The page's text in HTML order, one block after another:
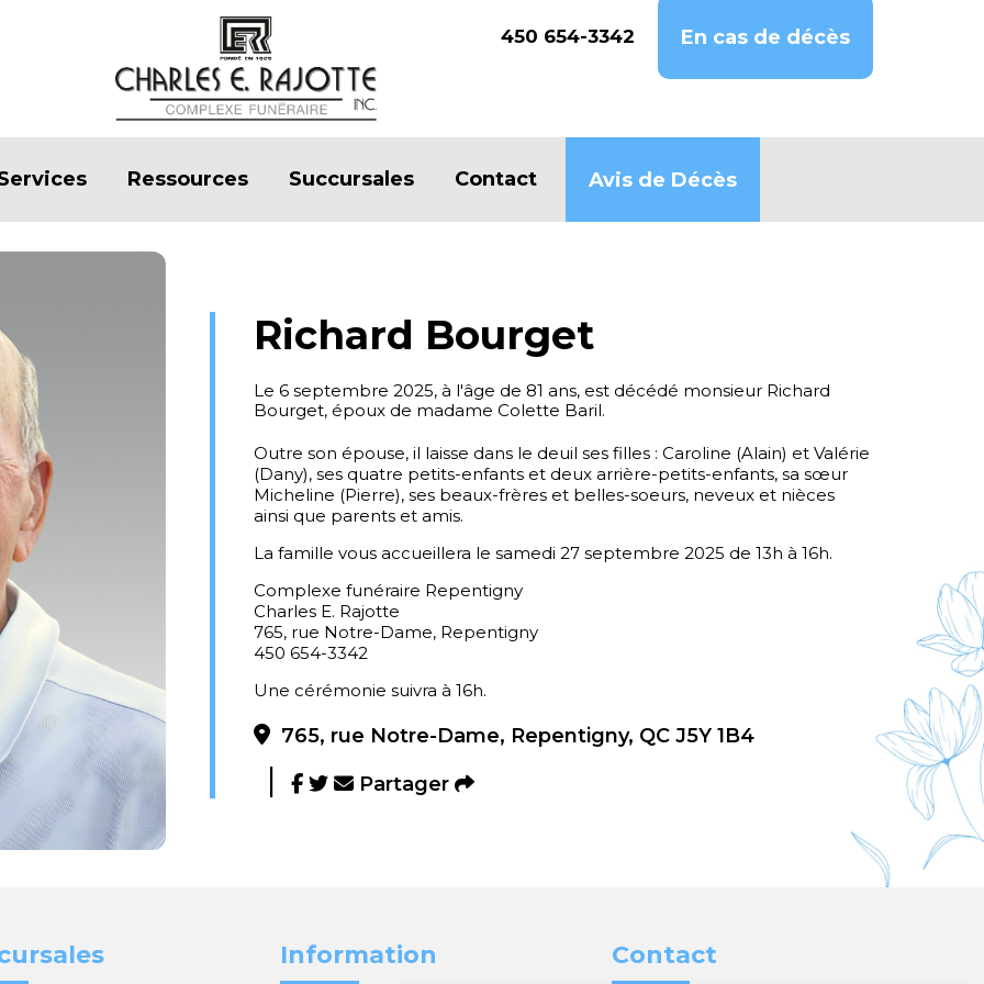
450 654-3342 En cas de décès
Ressources Succursales Contact Avis de Décès
Richard Bourget
Le 6 septembre 2025, à l'âge de 81 ans, est décédé monsieur Richard
Bourget, époux de madame Colette Baril.
Outre son épouse, il laisse dans le deuil ses filles : Caroline (Alain) et Valérie
(Dany), ses quatre petits-enfants et deux arrière-petits-enfants, sa sœur
Micheline (Pierre), ses beaux-frères et belles-soeurs, neveux et nièces
ainsi que parents et amis.
La famille vous accueillera le samedi 27 septembre 2025 de 13h à 16h.
Complexe funéraire Repentigny
Charles E. Rajotte
765, rue Notre-Dame, Repentigny
450 654-3342
Une cérémonie suivra à 16h.
765, rue Notre-Dame, Repentigny, QC J5Y 1B4
Partager
Information Contact